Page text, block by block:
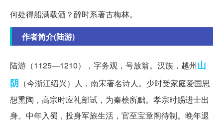
何处得船满载酒？醉时系著古梅林。
作者简介(陆游)
陆游（1125—1210），字务观，号放翁。汉族，越州山
阴 （今浙江绍兴）人，南宋著名诗人。少时受家庭爱国思
想熏陶，高宗时应礼部试，为秦桧所黜。孝宗时赐进士出
身。中年入蜀，投身军旅生活，官至宝章阁待制。晚年退